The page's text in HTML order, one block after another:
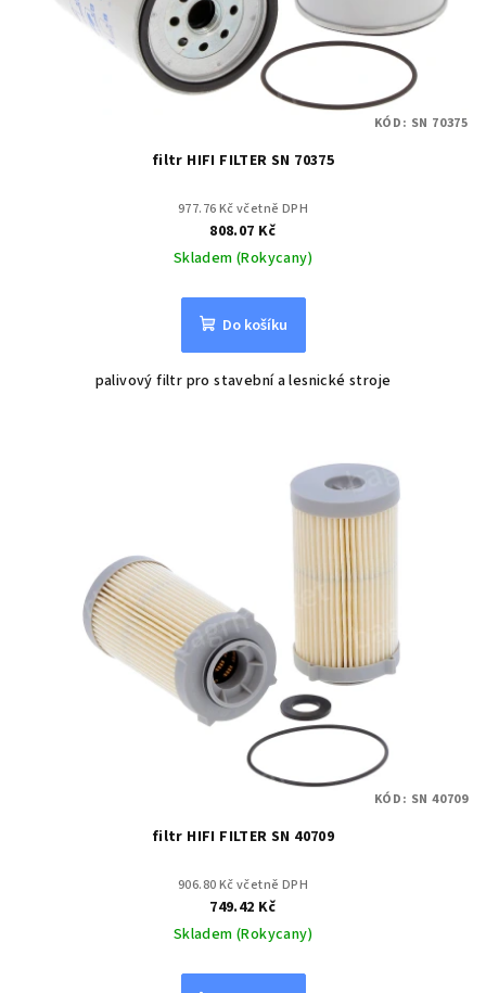
filtr HIFI FILTER SN 70375
977.76 Kč včetně DPH
808.07 Kč
Skladem (Rokycany)
Do košíku
palivový filtr pro stavební a lesnické stroje
KÓD: SN 70375
filtr HIFI FILTER SN 40709
906.80 Kč včetně DPH
749.42 Kč
Skladem (Rokycany)
KÓD: SN 40709